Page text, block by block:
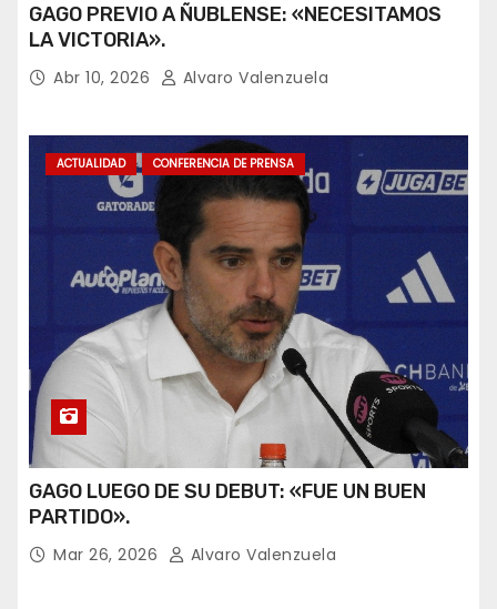
GAGO PREVIO A ÑUBLENSE: «NECESITAMOS
LA VICTORIA».
Abr 10, 2026 Alvaro Valenzuela
ACTUALIDAD CONFERENCIA DE PRENSA
GAGO LUEGO DE SU DEBUT: «FUE UN BUEN
PARTIDO».
Mar 26, 2026 Alvaro Valenzuela